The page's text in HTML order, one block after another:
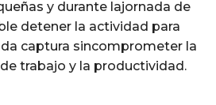
y durante lajornada de
detener la actividad para
captura sincomprometer la
trabajo y la productividad.